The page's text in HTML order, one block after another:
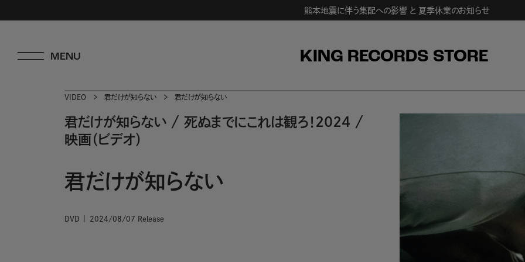
熊本地震に伴う集配への影響 と 夏季休業のお知らせ
KING RECORDS STORE
VIDEO 君だけが知らない 君だけが知らない
君だけが知らない / 死ぬまでにこれは観ろ！2024 /
映画（ビデオ）
君だけが知らない
DVD 2024/08/07 Release